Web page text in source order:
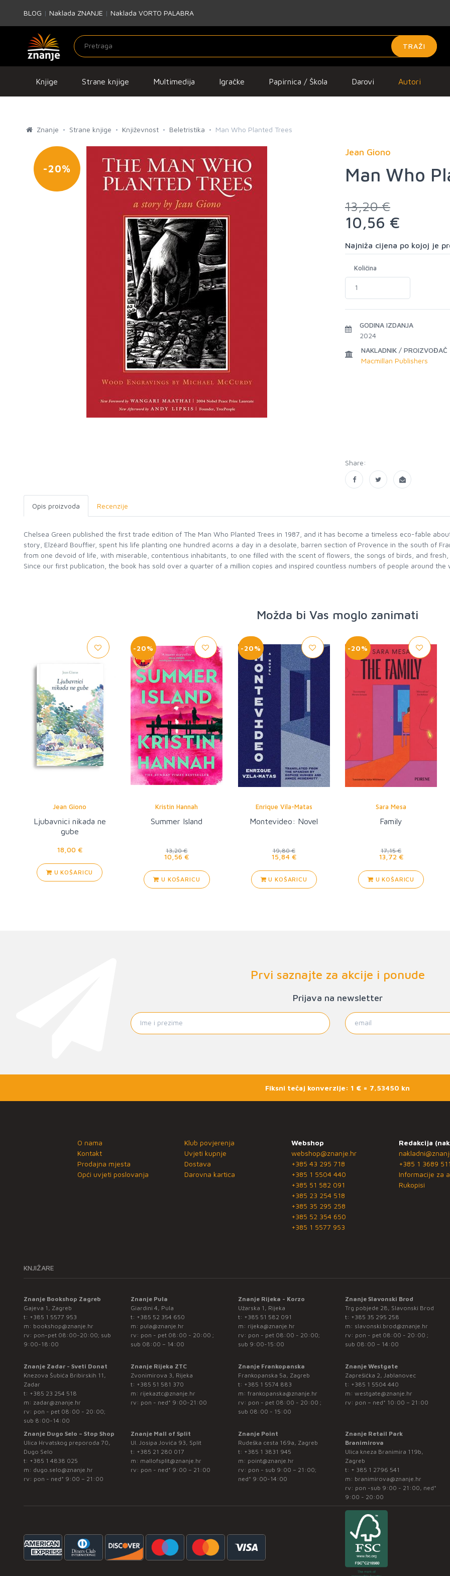
BLOG | Naklada ZNANJE | Naklada VORTO PALABRA
TRAŽI
Knjige Strane knjige Multimedija Igračke Papirnica / Škola Darovi Autori
Znanje Strane knjige Književnost Beletristika Man Who Planted Trees
-20%
Jean Giono
Man Who
13,20 €
10,56 €
Najniža cijena po kojoj je
Količina
GODINA IZDANJA
2024
NAKLADNIK / PROIZVOĐAČ
Macmillan Publishers
Share:
Opis proizvoda Recenzije
Chelsea Green published the first trade edition of The Man Who Planted Trees in 1987, and it has become a timeless eco-fable
story, Elzéard Bouffier, spent his life planting one hundred acorns a day in a desolate, barren section of Provence in the south of
from one devoid of life, with miserable, contentious inhabitants, to one filled with the scent of flowers, the songs of birds, and fresh,
Možda bi Vas moglo zanimati
Jean Giono
Ljubavnici nikada ne
gube
18,00 €
U KOŠARICU
-20%
Kristin Hannah
Summer Island
13,20 €
10,56 €
U KOŠARICU
-20%
Enrique Vila-Matas
Montevideo: Novel
19,80 €
15,84 €
U KOŠARICU
-20%
Sara Mesa
Family
17,15 €
13,72 €
U KOŠARICU
Prvi saznajte za akcije i ponude
Prijava na newsletter
Fiksni tečaj konverzije: 1 € = 7,53450 kn
O nama
Kontakt
Prodajna mjesta
Opći uvjeti poslovanja
Klub povjerenja
Uvjeti kupnje
Dostava
Darovna kartica
Webshop
webshop@znanje.hr
+385 43 295 718
+385 1 5504 440
+385 51 582 091
+385 23 254 518
+385 35 295 258
+385 52 354 650
+385 1 5577 953
Redakcija
+385 1 3689 511
Informacije za
Rukopisi
KNJIŽARE
Znanje Bookshop Zagreb
Gajeva 1, Zagreb
t: +385 1 5577 953
m: bookshop@znanje.hr
rv: pon-pet 08:00-20:00; sub
9:00-18:00
Znanje Pula
Giardini 4, Pula
t: +385 52 354 650
m: pula@znanje.hr
rv: pon - pet 08:00 - 20:00 ;
sub 08:00 – 14:00
Znanje Rijeka - Korzo
Užarska 1, Rijeka
t: +385 51 582 091
m: rijeka@znanje.hr
rv: pon - pet 08:00 - 20:00;
sub 9:00-15:00
Znanje Slavonski Brod
Trg pobjede 28, Slavonski Brod
t: +385 35 295 258
m: slavonski.brod@znanje.hr
rv: pon - pet 08:00 - 20:00 ;
sub 08:00 – 14:00
Znanje Zadar - Sveti Donat
Knezova Šubića Bribirskih 11,
Zadar
t: +385 23 254 518
m: zadar@znanje.hr
rv: pon - pet 08:00 - 20:00;
sub 8:00-14:00
Znanje Rijeka ZTC
Zvonimirova 3, Rijeka
t: +385 51 581 370
m: rijekaztc@znanje.hr
rv: pon - ned* 9:00-21:00
Znanje Frankopanska
Frankopanska 5a, Zagreb
t: +385 1 5574 883
m: frankopanska@znanje.hr
rv: pon - pet 08:00 - 20:00 ;
sub 08:00 - 15:00
Znanje Westgate
Zaprešićka 2, Jablanovec
t: +385 1 5504 440
m: westgate@znanje.hr
rv: pon – ned* 10:00 – 21:00
Znanje Dugo Selo – Stop Shop
Ulica Hrvatskog preporoda 70,
Dugo Selo
t: +385 1 4838 025
m: dugo.selo@znanje.hr
rv: pon - ned* 9:00 – 21:00
Znanje Mall of Split
Ul. Josipa Jovića 93, Split
t: +385 21 280 017
m: mallofsplit@znanje.hr
rv: pon - ned* 9:00 – 21:00
Znanje Point
Rudeška cesta 169a, Zagreb
t: +385 1 3831 945
m: point@znanje.hr
rv: pon - sub 9:00 – 21:00;
ned* 9:00-14:00
Znanje Retail Park
Branimirova
Ulica kneza Branimira 119b,
Zagreb
t: + 385 1 2796 541
m: branimirova@znanje.hr
rv: pon -sub 9:00 - 21:00, ned*
9:00 - 20:00